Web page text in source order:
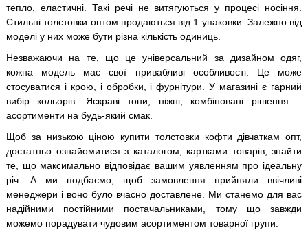
тепло, еластичні. Такі речі не витягуються у процесі носіння.
Стильні толстовки оптом продаються від 1 упаковки. Залежно від
моделі у них може бути різна кількість одиниць.
Незважаючи на те, що це універсальний за дизайном одяг,
кожна модель має свої привабливі особливості. Це може
стосуватися і крою, і обробки, і фурнітури. У магазині є гарний
вибір кольорів. Яскраві тони, ніжні, комбіновані рішення –
асортименти на будь-який смак.
Щоб за низькою ціною купити толстовки кофти дівчаткам опт,
достатньо ознайомитися з каталогом, картками товарів, знайти
те, що максимально відповідає вашим уявленням про ідеальну
річ. А ми подбаємо, щоб замовлення прийняли ввічливі
менеджери і воно було вчасно доставлене. Ми станемо для вас
надійними постійними постачальниками, тому що завжди
можемо порадувати чудовим асортиментом товарної групи.